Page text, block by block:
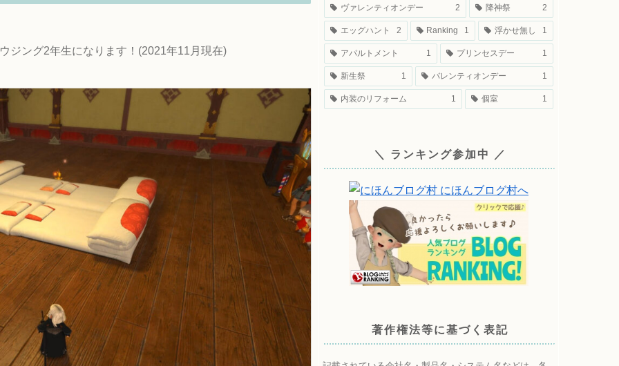
ジング2年生になります！(2021年11月現在)
ヴァレンティオンデー 2 降神祭 2
エッグハント 2 Ranking 1 浮かせ無し 1
アパルトメント 1 プリンセスデー 1
新生祭 1 バレンティオンデー 1
内装のリフォーム 1 個室 1
＼ ランキング参加中 ／
著作権法等に基づく表記